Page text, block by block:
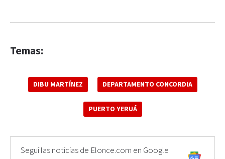
Temas:
DIBU MARTÍNEZ DEPARTAMENTO CONCORDIA
PUERTO YERUÁ
Seguí las noticias de Elonce.com en Google